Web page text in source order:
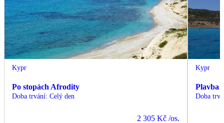
Kypr
Po stopách Afrodity
Doba trvání: Celý den
2 305 Kč /os.
Kypr
Plavba
Doba